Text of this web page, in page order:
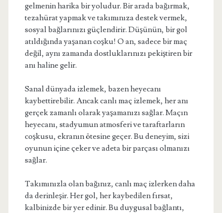
gelmenin harika bir yoludur. Bir arada bağırmak,
tezahürat yapmak ve takımınıza destek vermek,
sosyal bağlarınızı güçlendirir. Düşünün, bir gol
atıldığında yaşanan coşku! O an, sadece bir maç
değil, aynı zamanda dostluklarınızı pekiştiren bir
anı haline gelir.
Sanal dünyada izlemek, bazen heyecanı
kaybettirebilir. Ancak canlı maç izlemek, her anı
gerçek zamanlı olarak yaşamanızı sağlar. Maçın
heyecanı, stadyumun atmosferi ve taraftarların
coşkusu, ekranın ötesine geçer. Bu deneyim, sizi
oyunun içine çeker ve adeta bir parçası olmanızı
sağlar.
Takımınızla olan bağınız, canlı maç izlerken daha
da derinleşir. Her gol, her kaybedilen fırsat,
kalbinizde bir yer edinir. Bu duygusal bağlantı,